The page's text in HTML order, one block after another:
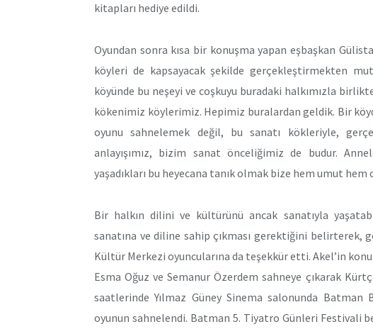
kitapları hediye edildi.
Oyundan sonra kısa bir konuşma yapan eşbaşkan
köyleri de kapsayacak şekilde gerçekleştirmekten
köyünde bu neşeyi ve coşkuyu buradaki halkımızla
kökenimiz köylerimiz. Hepimiz buralardan geldik. Bir
oyunu sahnelemek değil, bu sanatı kökleriyle,
anlayışımız, bizim sanat önceliğimiz de budur.
yaşadıkları bu heyecana tanık olmak bize hem umut hem
Bir halkın dilini ve kültürünü ancak sanatıyla
sanatına ve diline sahip çıkması gerektiğini
Kültür Merkezi oyuncularına da teşekkür etti. Akel’in
Esma Oğuz ve Semanur Özerdem sahneye çıkarak
saatlerinde Yılmaz Güney Sinema salonunda Batman
oyunun sahnelendi. Batman 5. Tiyatro Günleri Festivali